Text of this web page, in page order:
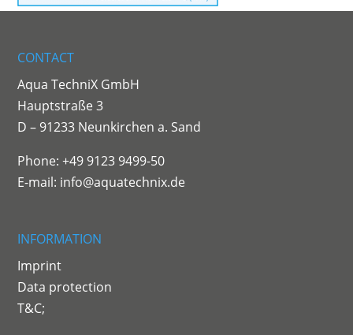
CONTACT
Aqua TechniX GmbH
Hauptstraße 3
D – 91233 Neunkirchen a. Sand
Phone: +49 9123 9499-50
E-mail: info@aquatechnix.de
INFORMATION
Imprint
Data protection
T&C;